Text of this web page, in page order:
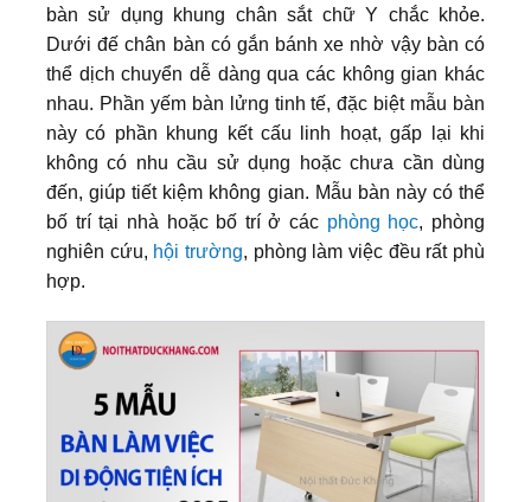
bàn sử dụng khung chân sắt chữ Y chắc khỏe.
Dưới đế chân bàn có gắn bánh xe nhờ vậy bàn có
thể dịch chuyển dễ dàng qua các không gian khác
nhau. Phần yếm bàn lửng tinh tế, đặc biệt mẫu bàn
này có phần khung kết cấu linh hoạt, gấp lại khi
không có nhu cầu sử dụng hoặc chưa cần dùng
đến, giúp tiết kiệm không gian. Mẫu bàn này có thể
bố trí tại nhà hoặc bố trí ở các phòng học, phòng
nghiên cứu, hội trường, phòng làm việc đều rất phù
hợp.